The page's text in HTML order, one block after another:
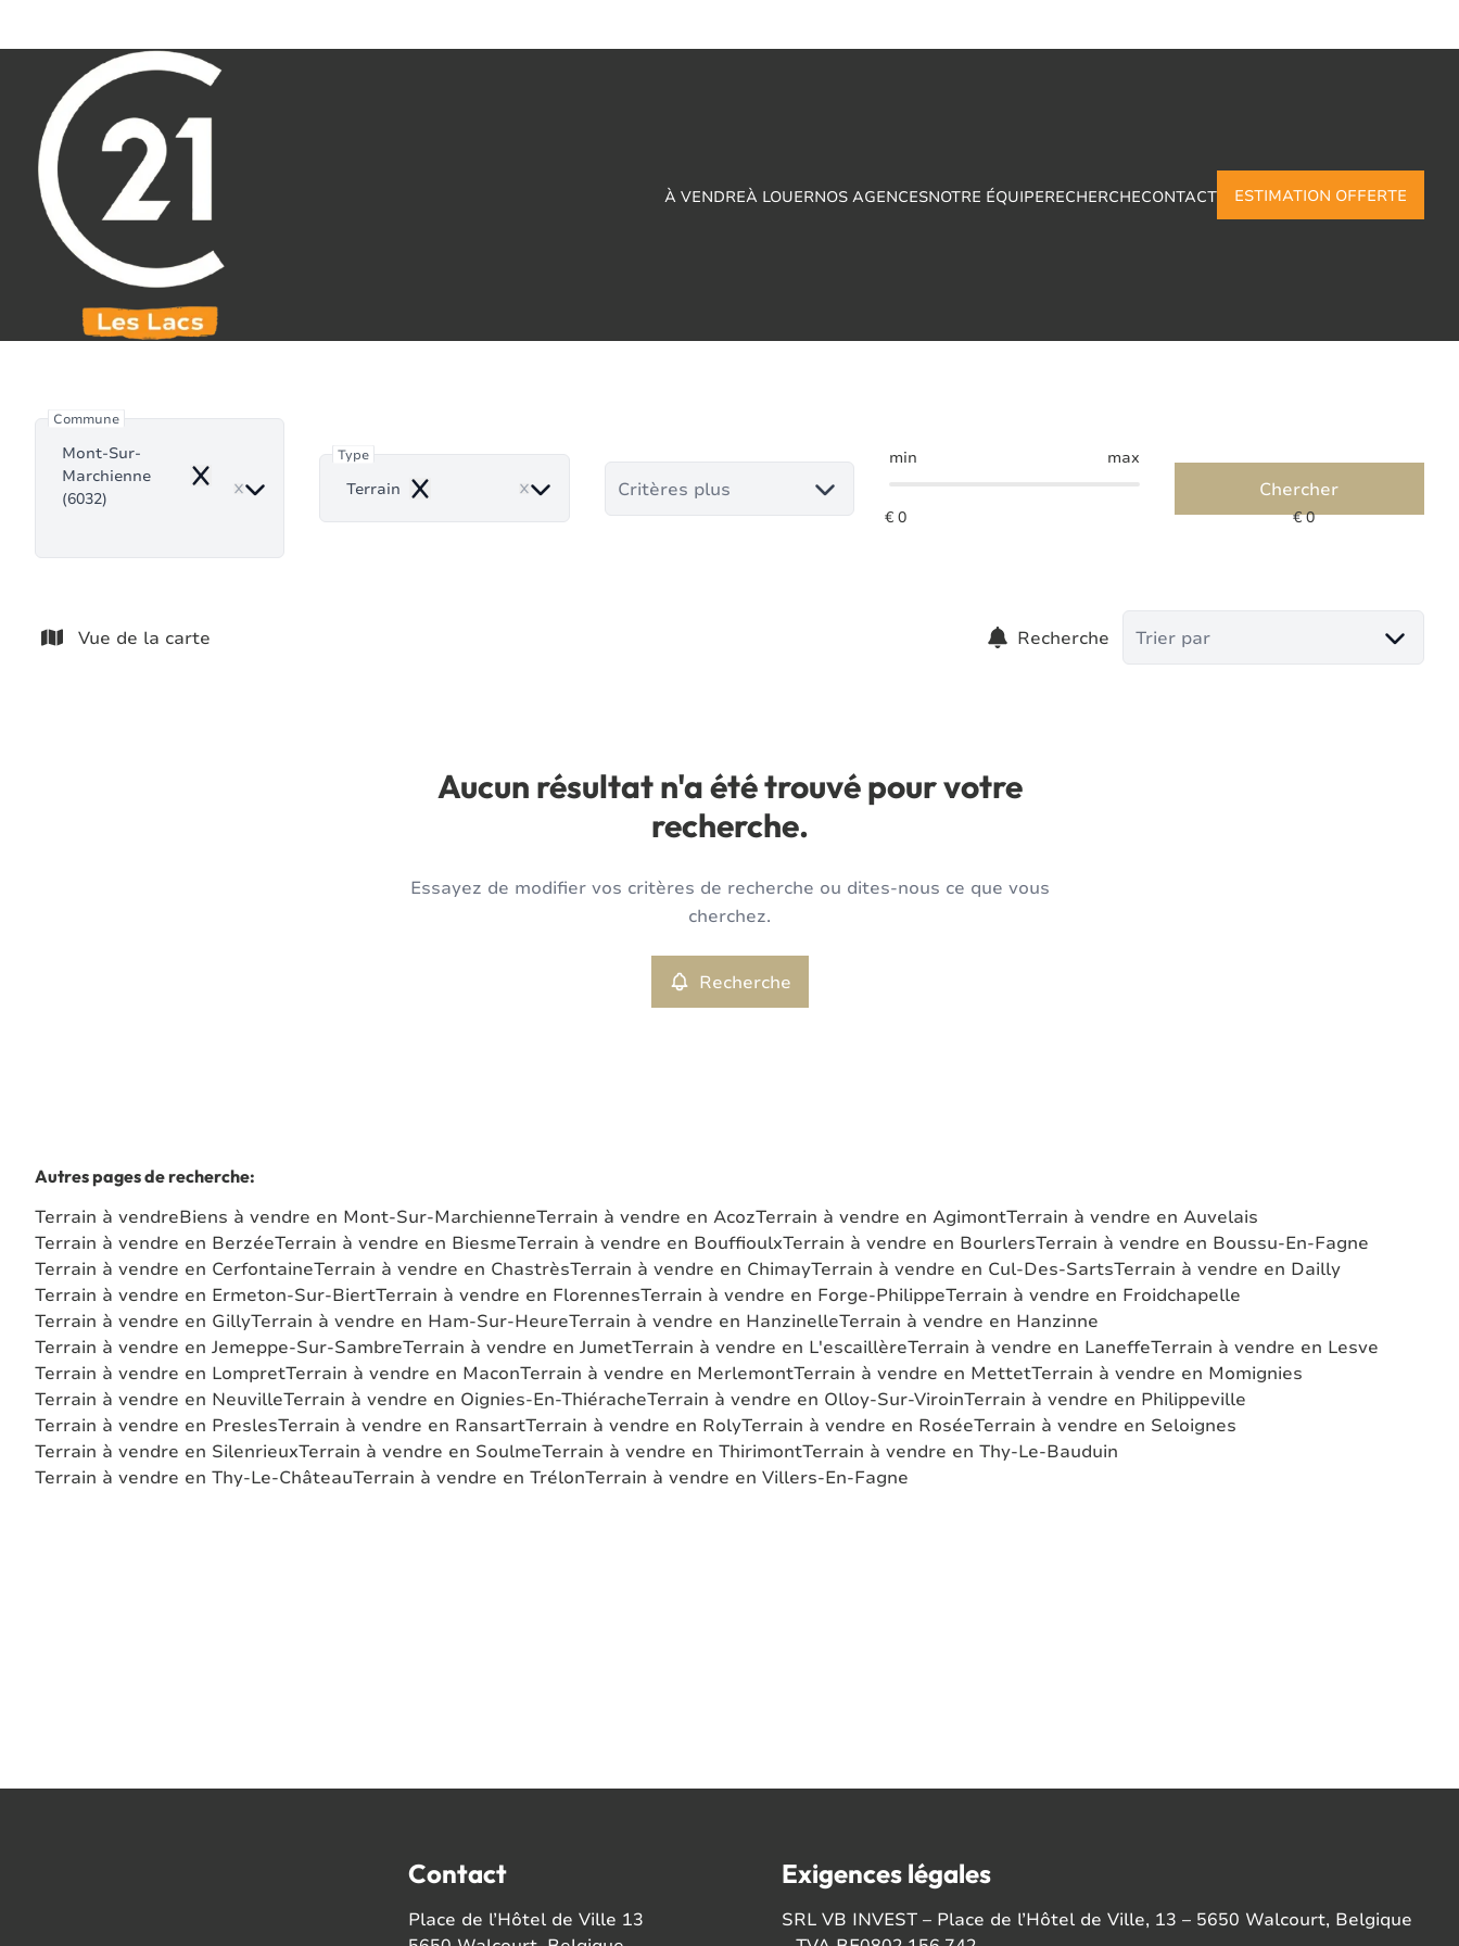
À VENDREÀ LOUERNOS AGENCESNOTRE ÉQUIPERECHERCHECONTACT ESTIMATION OFFERTE
Commune
Mont-Sur-
Marchienne
(6032)
Remove
Type
Terrain Remove Critères plus
min max
Chercher
Vue de la carte Recherche Trier par
Aucun résultat n'a été trouvé pour votre
recherche.
Essayez de modifier vos critères de recherche ou dites-nous ce que vous
cherchez.
Recherche
Autres pages de recherche:
Terrain à vendreBiens à vendre en Mont-Sur-MarchienneTerrain à vendre en AcozTerrain à vendre en AgimontTerrain à vendre en Auvelais
Terrain à vendre en BerzéeTerrain à vendre en BiesmeTerrain à vendre en BouffioulxTerrain à vendre en BourlersTerrain à vendre en Boussu-En-Fagne
Terrain à vendre en CerfontaineTerrain à vendre en ChastrèsTerrain à vendre en ChimayTerrain à vendre en Cul-Des-SartsTerrain à vendre en Dailly
Terrain à vendre en Ermeton-Sur-BiertTerrain à vendre en FlorennesTerrain à vendre en Forge-PhilippeTerrain à vendre en Froidchapelle
Terrain à vendre en GillyTerrain à vendre en Ham-Sur-HeureTerrain à vendre en HanzinelleTerrain à vendre en Hanzinne
Terrain à vendre en Jemeppe-Sur-SambreTerrain à vendre en JumetTerrain à vendre en L'escaillèreTerrain à vendre en LaneffeTerrain à vendre en Lesve
Terrain à vendre en LompretTerrain à vendre en MaconTerrain à vendre en MerlemontTerrain à vendre en MettetTerrain à vendre en Momignies
Terrain à vendre en NeuvilleTerrain à vendre en Oignies-En-ThiéracheTerrain à vendre en Olloy-Sur-ViroinTerrain à vendre en Philippeville
Terrain à vendre en PreslesTerrain à vendre en RansartTerrain à vendre en RolyTerrain à vendre en RoséeTerrain à vendre en Seloignes
Terrain à vendre en SilenrieuxTerrain à vendre en SoulmeTerrain à vendre en ThirimontTerrain à vendre en Thy-Le-Bauduin
Terrain à vendre en Thy-Le-ChâteauTerrain à vendre en TrélonTerrain à vendre en Villers-En-Fagne
Contact
Place de l’Hôtel de Ville 13
Exigences légales
SRL VB INVEST – Place de l’Hôtel de Ville, 13 – 5650 Walcourt, Belgique